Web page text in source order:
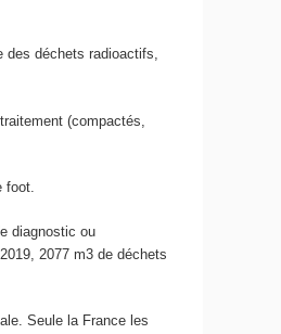
des déchets radioactifs,
(compactés,
foot.
diagnostic ou
2077 m3 de déchets
Seule la France les